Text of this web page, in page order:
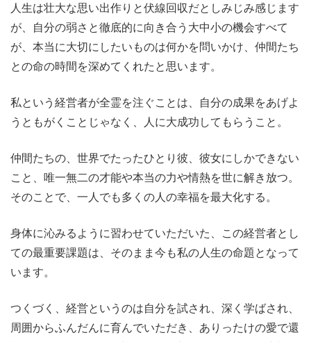
人生は壮大な思い出作りと伏線回収だとしみじみ感じます
が、自分の弱さと徹底的に向き合う大中小の機会すべて
が、本当に大切にしたいものは何かを問いかけ、仲間たち
との命の時間を深めてくれたと思います。
私という経営者が全霊を注ぐことは、自分の成果をあげよ
うともがくことじゃなく、人に大成功してもらうこと。
仲間たちの、世界でたったひとり彼、彼女にしかできない
こと、唯一無二の才能や本当の力や情熱を世に解き放つ。
そのことで、一人でも多くの人の幸福を最大化する。
身体に沁みるように習わせていただいた、この経営者とし
ての最重要課題は、そのまま今も私の人生の命題となって
います。
つくづく、経営というのは自分を試され、深く学ばされ、
周囲からふんだんに育んでいただき、ありったけの愛で還